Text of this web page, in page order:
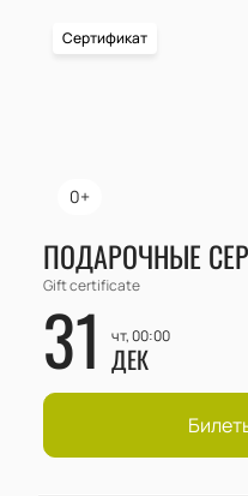
0+
Сертификат
ПОДАРОЧНЫЕ
Gift certificate
31 чт, 00:00
ДЕК